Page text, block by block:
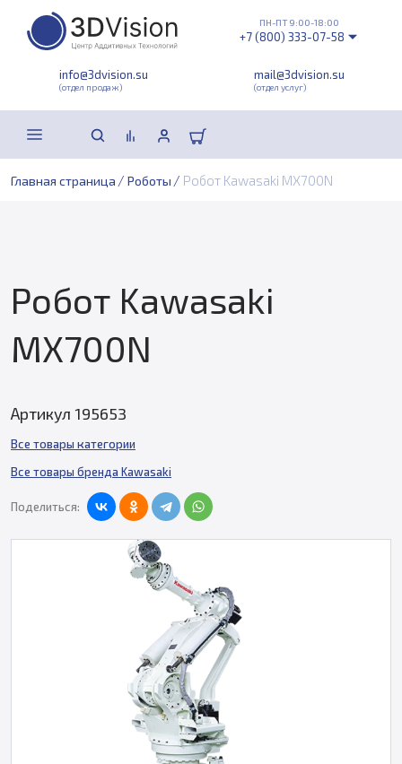
info@3dvision.su
(отдел продаж)
mail@3dvision.su
(отдел услуг)
ПН-ПТ 9:00-18:00
+7 (800) 333-07-58
Главная страница / Роботы / Робот Kawasaki MX700N
Робот Kawasaki
MX700N
Артикул 195653
Все товары категории
Все товары бренда Kawasaki
Поделиться: